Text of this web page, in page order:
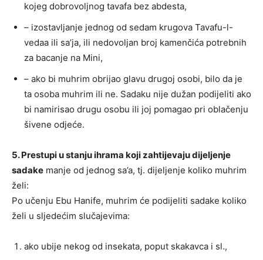
kojeg dobrovoljnog tavafa bez abdesta,
– izostavljanje jednog od sedam krugova Tavafu-l-
vedaa ili sa’ja, ili nedovoljan broj kamenčića potrebnih
za bacanje na Mini,
– ako bi muhrim obrijao glavu drugoj osobi, bilo da je
ta osoba muhrim ili ne. Sadaku nije dužan podijeliti ako
bi namirisao drugu osobu ili joj pomagao pri oblačenju
šivene odjeće.
5. Prestupi u stanju ihrama koji zahtijevaju dijeljenje
sadake manje od jednog sa’a, tj. dijeljenje koliko muhrim
želi:
Po učenju Ebu Hanife, muhrim će podijeliti sadake koliko
želi u sljedećim slučajevima:
ako ubije nekog od insekata, poput skakavca i sl.,